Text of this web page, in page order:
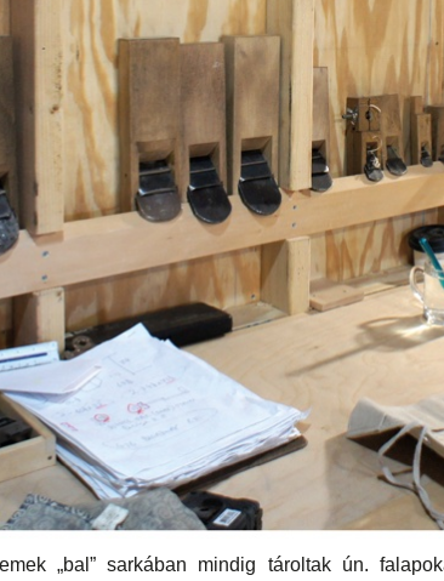
„bal” sarkában mindig tároltak ún.